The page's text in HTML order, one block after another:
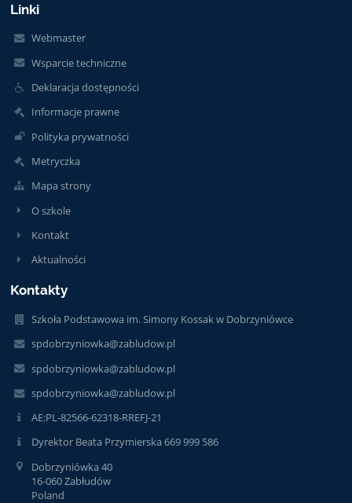
Linki
Webmaster
Wsparcie techniczne
Deklaracja dostępności
Informacje prawne
Polityka prywatności
Metryczka
Mapa strony
O szkole
Kontakt
Aktualności
Kontakty
Szkoła Podstawowa im. Simony Kossak w Dobrzyniówce
spdobrzyniowka@zabludow.pl
spdobrzyniowka@zabludow.pl
spdobrzyniowka@zabludow.pl
AE:PL-82566-62318-RREFJ-21
Dyrektor Beata Przymierska 669 999 586
Dobrzyniówka 40
16-060 Zabłudów
Poland